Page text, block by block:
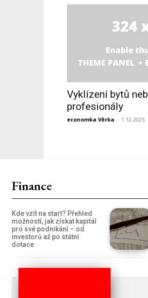
Vyklízení bytů
profesionály
economka Věrka - 1.12.2025
Finance
Kde vzít na start? Přehled
možností, jak získat kapitál
pro své podnikání – od
investorů až po státní
dotace